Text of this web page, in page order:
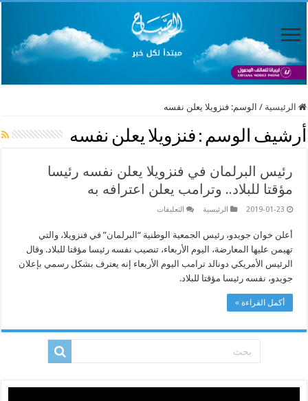
الرئيسية / الوسم:فنزويلا يعلن نفسه
أرشيف الوسم : فنزويلا يعلن نفسه
رئيس البرلمان في فنزويلا يعلن نفسه رئيسا
مؤقتا للبلاد.. وترامب يعلن اعترافه به
2019-01-23 الرئيسية التعليقات
في
يعلن
نفسه
رئيسا
مغلقة
أعلن خوان جويدو، رئيس الجمعية الوطنية “البرلمان” في فنزويلا، والتي
تهيمن عليها المعارضة، اليوم الأربعاء، تنصيب نفسه رئيسا مؤقتا للبلاد. وقال
الرئيس الأمريكي دونالد ترامب اليوم الأربعاء إنه يعترف بشكل رسمي بإعلان
جويدو، نفسه رئيسا مؤقتا للبلاد.
أكمل القراءة »